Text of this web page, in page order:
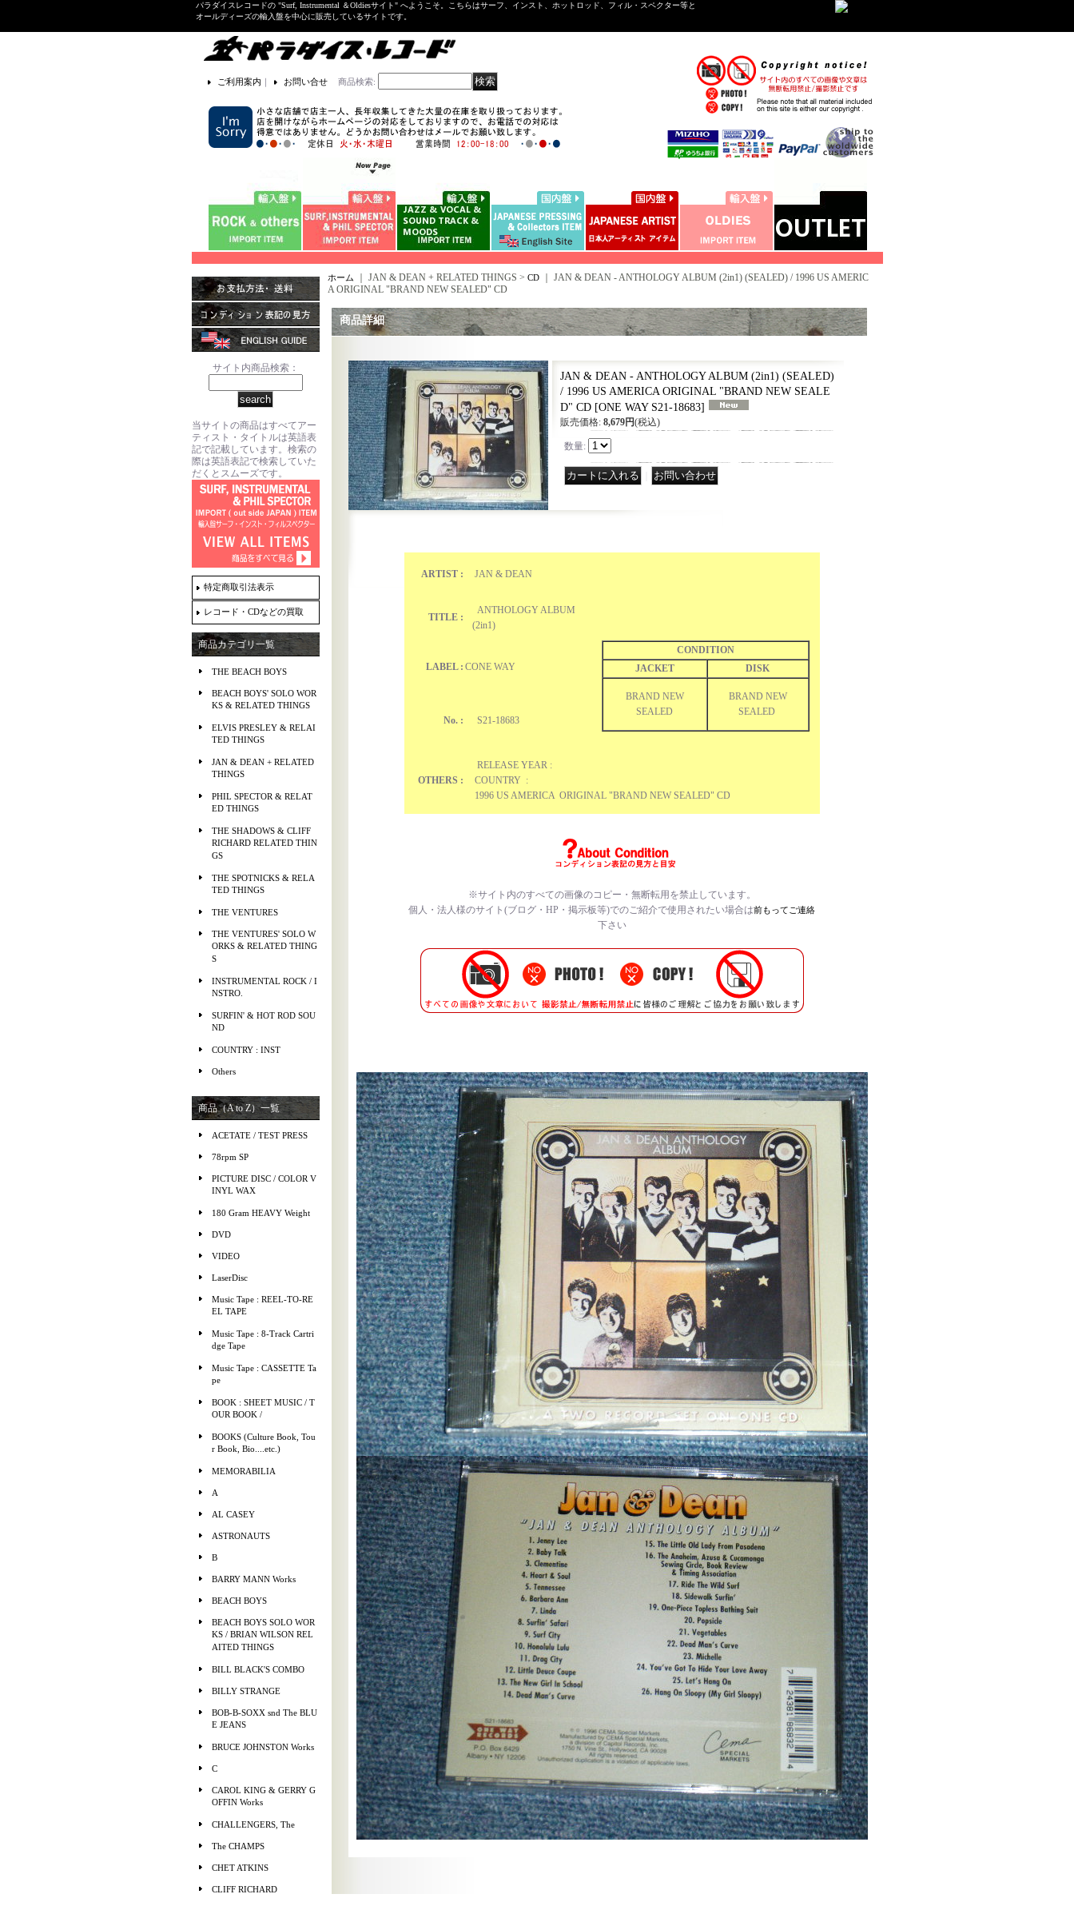
パラダイスレコードの "Surf, Instrumental ＆Oldiesサイト" へようこそ。こちらはサーフ、インスト、ホットロッド、フィル・スペクター等と
オールディーズの輸入盤を中心に販売しているサイトです。
ご利用案内 ｜ お問い合せ 商品検索:
サイト内商品検索：
当サイトの商品はすべてアー
ティスト・タイトルは英語表
記で記載しています。検索の
際は英語表記で検索していた
だくとスムーズです。
特定商取引法表示
レコード・CDなどの買取
商品カテゴリ一覧
THE BEACH BOYS
BEACH BOYS' SOLO WOR
KS & RELATED THINGS
ELVIS PRESLEY & RELAI
TED THINGS
JAN & DEAN + RELATED
THINGS
PHIL SPECTOR & RELAT
ED THINGS
THE SHADOWS & CLIFF
RICHARD RELATED THIN
GS
THE SPOTNICKS & RELA
TED THINGS
THE VENTURES
THE VENTURES' SOLO W
ORKS & RELATED THING
S
INSTRUMENTAL ROCK / I
NSTRO.
SURFIN' & HOT ROD SOU
ND
COUNTRY : INST
Others
商品（A to Z）一覧
ACETATE / TEST PRESS
78rpm SP
PICTURE DISC / COLOR V
INYL WAX
180 Gram HEAVY Weight
DVD
VIDEO
LaserDisc
Music Tape : REEL-TO-RE
EL TAPE
Music Tape : 8-Track Cartri
dge Tape
Music Tape : CASSETTE Ta
pe
BOOK : SHEET MUSIC / T
OUR BOOK /
BOOKS (Culture Book, Tou
r Book, Bio....etc.)
MEMORABILIA
A
AL CASEY
ASTRONAUTS
B
BARRY MANN Works
BEACH BOYS
BEACH BOYS SOLO WOR
KS / BRIAN WILSON REL
AITED THINGS
BILL BLACK'S COMBO
BILLY STRANGE
BOB-B-SOXX snd The BLU
E JEANS
BRUCE JOHNSTON Works
C
CAROL KING & GERRY G
OFFIN Works
CHALLENGERS, The
The CHAMPS
CHET ATKINS
CLIFF RICHARD
ホーム ｜ JAN & DEAN + RELATED THINGS > CD｜ JAN & DEAN - ANTHOLOGY ALBUM (2in1) (SEALED) / 1996 US AMERIC
A ORIGINAL "BRAND NEW SEALED" CD
商品詳細
JAN & DEAN - ANTHOLOGY ALBUM (2in1) (SEALED)
/ 1996 US AMERICA ORIGINAL "BRAND NEW SEALE
D" CD [ONE WAY S21-18683]
販売価格: 8,679円(税込)
数量:
ARTIST : JAN & DEAN
TITLE :
ANTHOLOGY ALBUM
(2in1)
LABEL : CONE WAY
CONDITION
JACKET
DISK
BRAND NEW
SEALED
BRAND NEW
SEALED
No. : S21-18683
OTHERS :
RELEASE YEAR :
COUNTRY :
1996 US AMERICA ORIGINAL "BRAND NEW SEALED" CD
※サイト内のすべての画像のコピー・無断転用を禁止 しています。
個人・法人様のサイト(ブログ・HP・掲示板等)でのご紹介で使用されたい場合は前もってご連絡
下さい